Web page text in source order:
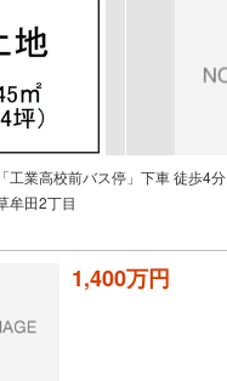
工業高校前バス停」下車 徒歩4分
牟田2丁目
1,400万円